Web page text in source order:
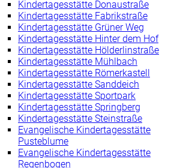
Kindertagesstätte Donaustraße
Kindertagesstätte Fabrikstraße
Kindertagesstätte Grüner Weg
Kindertagesstätte Hinter dem Hof
Kindertagesstätte Hölderlinstraße
Kindertagesstätte Mühlbach
Kindertagesstätte Römerkastell
Kindertagesstätte Sanddeich
Kindertagesstätte Sportpark
Kindertagesstätte Springberg
Kindertagesstätte Steinstraße
Evangelische Kindertagesstätte
Pusteblume
Evangelische Kindertagesstätte
Regenbogen